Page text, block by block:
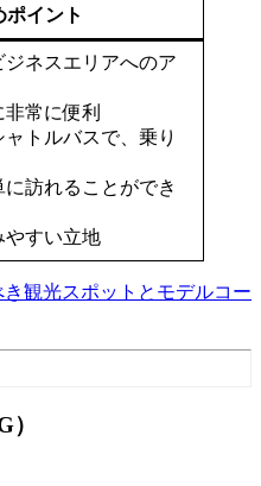
ポイント
ジネスエリアへのア
非常に便利
ャトルバスで、乗り
に訪れることができ
やすい立地
観光スポットとモデルコー